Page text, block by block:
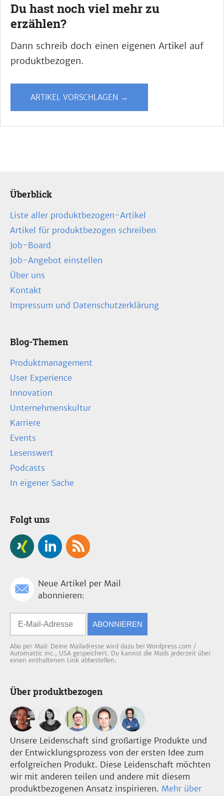
Du hast noch viel mehr zu
erzählen?
Dann schreib doch einen eigenen Artikel auf
produktbezogen.
ARTIKEL VORSCHLAGEN →
Überblick
Liste aller produktbezogen-Artikel
Artikel für produktbezogen schreiben
Job-Board
Job-Angebot einstellen
Über uns
Kontakt
Impressum und Datenschutzerklärung
Blog-Themen
Produktmanagement
User Experience
Innovation
Unternehmenskultur
Karriere
Events
Lesenswert
Podcasts
In eigener Sache
Folgt uns
Neue Artikel per Mail
abonnieren:
ABONNIEREN
Abo per Mail: Deine Mailadresse wird dazu bei Wordpress.com /
Automattic inc., USA gespeichert. Du kannst die Mails jederzeit über
einen enthaltenen Link abbestellen.
Über produktbezogen
Unsere Leidenschaft sind großartige Produkte und
der Entwicklungsprozess von der ersten Idee zum
erfolgreichen Produkt. Diese Leidenschaft möchten
wir mit anderen teilen und andere mit diesem
produktbezogenen Ansatz inspirieren. Mehr über